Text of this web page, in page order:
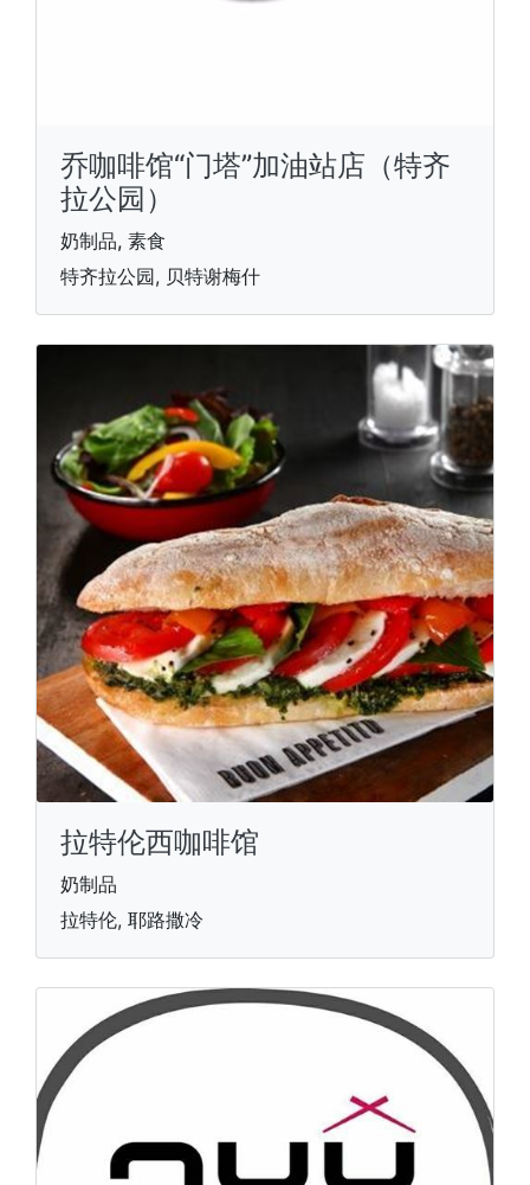
乔咖啡馆“门塔”加油站店（特齐
拉公园）
奶制品, 素食
特齐拉公园, 贝特谢梅什
拉特伦西咖啡馆
奶制品
拉特伦, 耶路撒冷